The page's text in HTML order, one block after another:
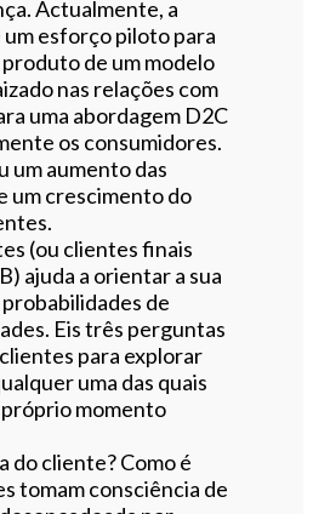
Actualmente, a
esforço piloto para
de um modelo
nas relações com
uma abordagem D2C
os consumidores.
um aumento das
um crescimento do
(ou clientes finais
ajuda a orientar a sua
de
Eis três perguntas
para explorar
uma das quais
momento
do cliente? Como é
tomam consciência de